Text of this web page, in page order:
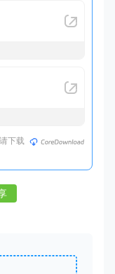
下载